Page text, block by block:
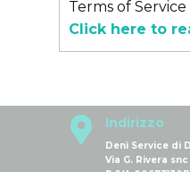
Terms of Service
Click here to
Indirizzo
Denì Service di
Via G. Rivera